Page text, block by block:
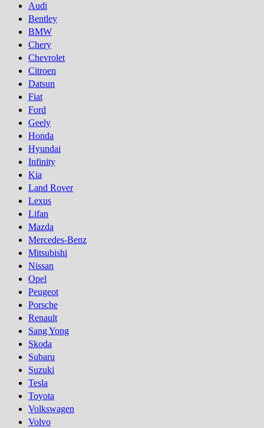
Audi
Bentley
BMW
Chery
Chevrolet
Citroen
Datsun
Fiat
Ford
Geely
Honda
Hyundai
Infinity
Kia
Land Rover
Lexus
Lifan
Mazda
Mercedes-Benz
Mitsubishi
Nissan
Opel
Peugeot
Porsсhe
Renault
Sang Yong
Skoda
Subaru
Suzuki
Tesla
Toyota
Volkswagen
Volvo